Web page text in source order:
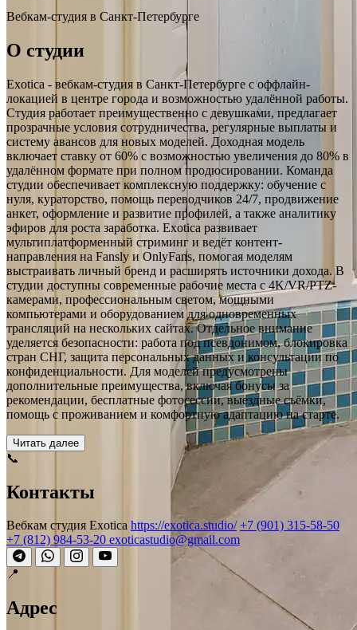
Вебкам-студия в Санкт-Петербурге
О студии
Exotica - вебкам-студия в Санкт-Петербурге с оффлайн-
локацией в центре города и возможностью удалённой работы.
Студия работает преимущественно с девушками, предлагает
прозрачные условия сотрудничества, регулярные выплаты и
систему авансов для новых моделей. Доходная модель
включает ставку от 60% с возможностью увеличения до 80% в
удалённом формате при полном продюсировании. Команда
студии обеспечивает комплексную поддержку: обучение с
нуля, кураторство, помощь переводчиков 24/7, продвижение
анкет, оформление и развитие профилей, а также аналитику
эфиров для роста заработка. Exotica развивает
мультиплатформенный стриминг и ведёт контент-
направления на Fansly и OnlyFans, помогая моделям
выстраивать личный бренд и расширять источники дохода. В
студии доступны современные рабочие места с 4K/VR/PTZ-
камерами, профессиональным светом, мощными
компьютерами и оборудованием для одновременных
трансляций на нескольких сайтах. Отдельное внимание
уделяется безопасности: работа под псевдонимом, блокировка
стран СНГ, защита персональных данных и консультации по
конфиденциальности. Для моделей предусмотрены
дополнительные преимущества, включая бонусы за
рекомендации, бесплатные фотосессии, выездные съёмки,
помощь с проживанием и комфортную адаптацию на старте.
Читать далее
📞
Контакты
Вебкам студия Exotica https://exotica.studio/ +7 (901) 315-58-50
+7 (812) 984-53-20 exoticastudio@gmail.com
📍
Адрес